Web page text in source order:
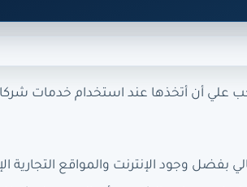
يجب علي أن أتخذها عند استخدام خدمات
وجود الإنترنت والمواقع التجارية